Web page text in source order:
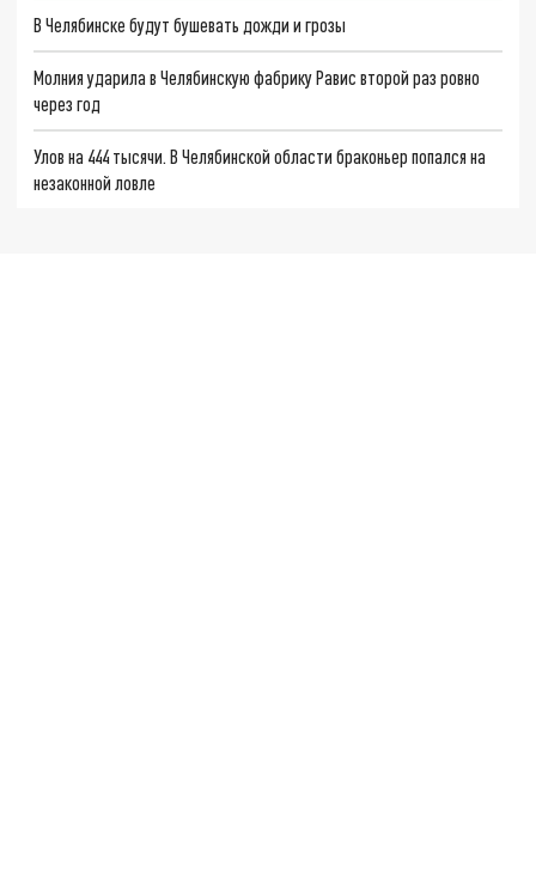
В Челябинске будут бушевать дожди и грозы
Молния ударила в Челябинскую фабрику Равис второй раз ровно
через год
Улов на 444 тысячи. В Челябинской области браконьер попался на
незаконной ловле